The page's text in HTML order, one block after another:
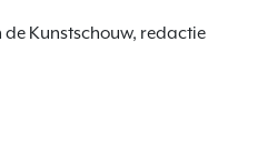
Kunstschouw, redactie